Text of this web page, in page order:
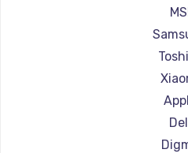
Ремонт
Ремонт
Ремонт
Ремонт
Ремонт
Ремонт
Ремонт